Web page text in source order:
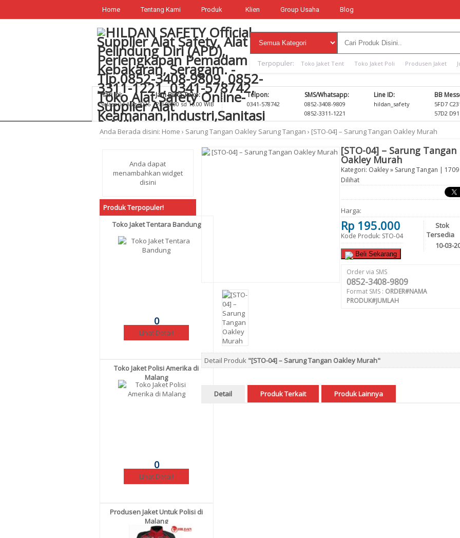
Home Tentang Kami Produk Klien Group Usaha Blog
Terpopuler: Toko Jaket Tent Toko Jaket Poli Produsen Jaket
Hari Ini:
Selasa 04 Aug 2026
Jam Buka Toko:
Pkl 08.00 sd 16.00 WIB
Telpon:
0341-578742
SMS/Whatsapp:
0852-3408-9809
0852-3311-1221
Line ID:
hildan_safety
BB
5FD7
57D2
Anda Berada disini: Home › Sarung Tangan Oakley Sarung Tangan › [STO-04] – Sarung Tangan Oakley Murah
Anda dapat
menambahkan widget
disini
Produk Terpopuler!
Toko Jaket Tentara Bandung
0
Lihat Detail
Toko Jaket Polisi Amerika di
Malang
0
Lihat Detail
Produsen Jaket Untuk Polisi di
Malang
[STO-04] – Sarung Tangan
Oakley Murah
Kategori: Oakley» Sarung Tangan | 1709
Dilihat
Harga:
Rp 195.000
Kode Produk: STO-04
Stok
Tersedia
10-03-
Beli Sekarang
Order via SMS
0852-3408-9809
Format SMS : ORDER#NAMA
PRODUK#JUMLAH
Detail Produk "[STO-04] – Sarung Tangan Oakley Murah"
Detail Produk Terkait Produk Lainnya